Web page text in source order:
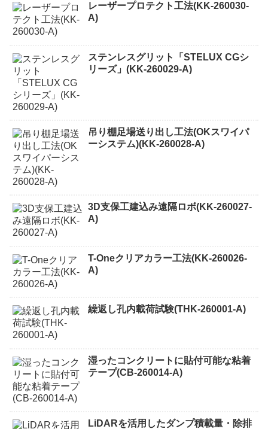
レーザープロテクト⼯法(KK-260030-
A)
ステンレスグリット「STELUX CGシ
リーズ」(KK-260029-A)
吊り棚足場送り出し工法(OKスワイパ
ーシステム)(KK-260028-A)
3D支保工建込み遠隔ロボ(KK-260027-
A)
T-Oneクリアカラー工法(KK-260026-
A)
繰返し孔内載荷試験(THK-260001-A)
湿ったコンクリートに貼付可能な粘着
テープ(CB-260014-A)
LiDARを活用したダンプ積載量・除排